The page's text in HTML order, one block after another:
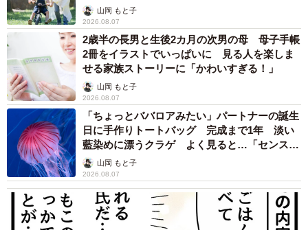
へんが…
山岡 もと子
2026.08.07
2歳半の長男と生後2カ月の次男の母 母子手帳
2冊をイラストでいっぱいに 見る人を楽しま
せる家族ストーリーに「かわいすぎる！」
山岡 もと子
2026.08.07
「ちょっとババロアみたい」パートナーの誕生
日に手作りトートバッグ 完成まで1年 淡い
藍染めに漂うクラゲ よく見ると…「センスす
ごい」山岡 もと子
2026.08.07